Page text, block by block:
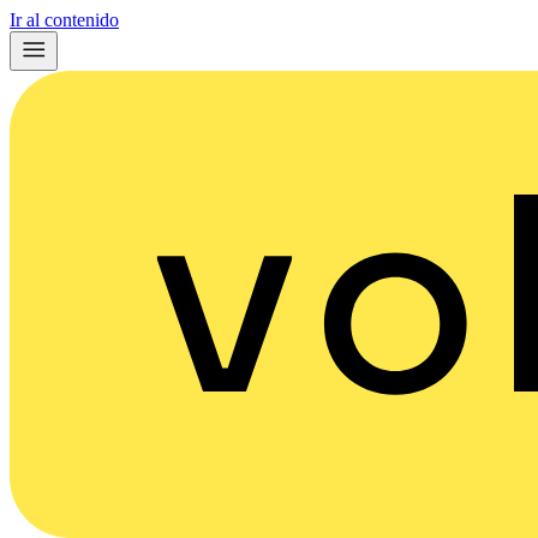
Ir al contenido